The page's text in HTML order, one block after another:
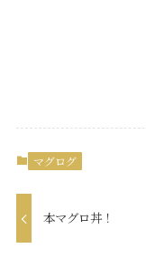
マグログ
本マグロ丼！